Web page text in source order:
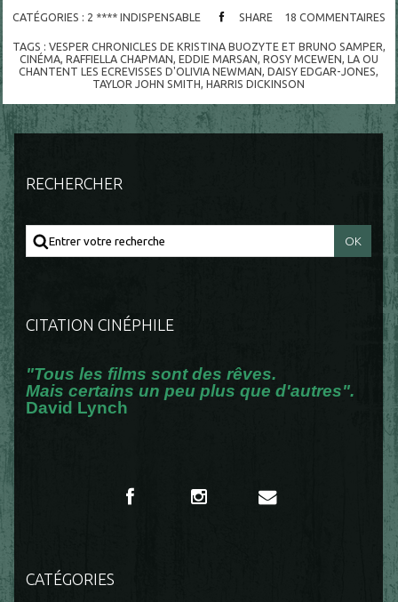
CATÉGORIES : 2 **** INDISPENSABLE SHARE 18 COMMENTAIRES
TAGS : VESPER CHRONICLES DE KRISTINA BUOZYTE ET BRUNO SAMPER
CINÉMA, RAFFIELLA CHAPMAN EDDIE MARSAN ROSY MCEWEN LA OU
CHANTENT LES ECREVISSES D'OLIVIA NEWMAN ,DAISY EDGAR-JONES
TAYLOR JOHN SMITH ,HARRIS DICKINSON
RECHERCHER
CITATION CINÉPHILE
"Tous les films sont des rêves.
Mais certains un peu plus que d'autres".
David Lynch
CATÉGORIES